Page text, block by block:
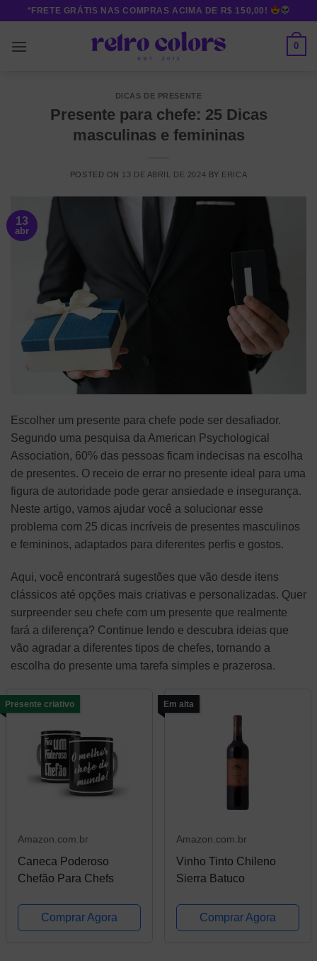
content
*FRETE GRÁTIS NAS COMPRAS ACIMA DE R$ 150,00!
0
DICAS DE PRESENTE
Presente para chefe: 25 Dicas
masculinas e femininas
POSTED ON 13 DE ABRIL DE 2024 BY ERICA
13
abr
Escolher um presente para chefe pode ser desafiador.
Segundo uma pesquisa da American Psychological
Association, 60% das pessoas ficam indecisas na escolha
de presentes. O receio de errar no presente ideal para uma
figura de autoridade pode gerar ansiedade e insegurança.
Neste artigo, vamos ajudar você a solucionar esse
problema com 25 dicas incríveis de presentes masculinos
e femininos, adaptados para diferentes perfis e gostos.
Aqui, você encontrará sugestões que vão desde itens
clássicos até opções mais criativas e personalizadas. Quer
surpreender seu chefe com um presente que realmente
fará a diferença? Continue lendo e descubra ideias que
vão agradar a diferentes tipos de chefes, tornando a
escolha do presente uma tarefa simples e prazerosa.
Presente criativo
Amazon.com.br
Caneca Poderoso
Chefão Para Chefs
Comprar Agora
Em alta
Amazon.com.br
Vinho Tinto Chileno
Sierra Batuco
Comprar Agora